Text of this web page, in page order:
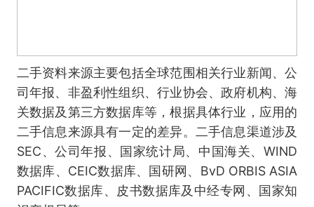
二手资料来源主要包括全球范围相关行业新闻、公
司年报、非盈利性组织、行业协会、政府机构、海
关数据及第三方数据库等，根据具体行业，应用的
二手信息来源具有一定的差异。二手信息渠道涉及
SEC、公司年报、国家统计局、中国海关、WIND
数据库、CEIC数据库、国研网、BvD ORBIS ASIA
PACIFIC数据库、皮书数据库及中经专网、国家知